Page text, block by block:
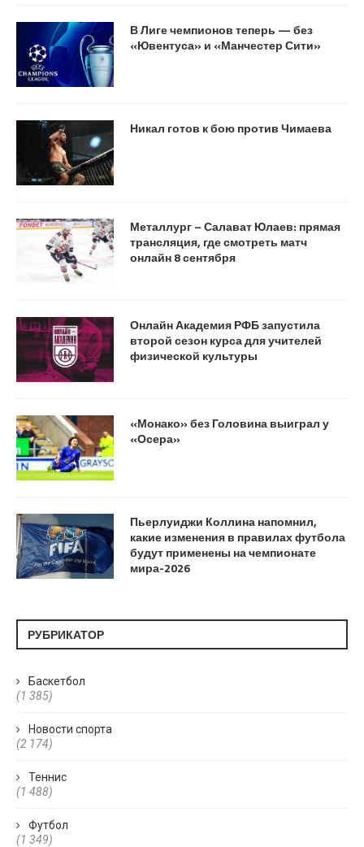
В Лиге чемпионов теперь — без
«Ювентуса» и «Манчестер Сити»
Никал готов к бою против Чимаева
Металлург – Салават Юлаев: прямая
трансляция, где смотреть матч
онлайн 8 сентября
Онлайн Академия РФБ запустила
второй сезон курса для учителей
физической культуры
«Монако» без Головина выиграл у
«Осера»
Пьерлуиджи Коллина напомнил,
какие изменения в правилах футбола
будут применены на чемпионате
мира-2026
РУБРИКАТОР
Баскетбол
(1 385)
Новости спорта
(2 174)
Теннис
(1 488)
Футбол
(1 349)